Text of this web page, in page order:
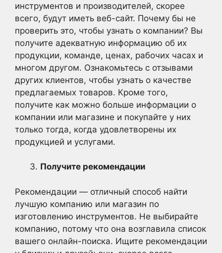
инструментов и производителей, скорее
всего, будут иметь веб-сайт. Почему бы не
проверить это, чтобы узнать о компании? Вы
получите адекватную информацию об их
продукции, команде, ценах, рабочих часах и
многом другом. Ознакомьтесь с отзывами
других клиентов, чтобы узнать о качестве
предлагаемых товаров. Кроме того,
получите как можно больше информации о
компании или магазине и покупайте у них
только тогда, когда удовлетворены их
продукцией и услугами.
Получите рекомендации
Рекомендации — отличный способ найти
лучшую компанию или магазин по
изготовлению инструментов. Не выбирайте
компанию, потому что она возглавила список
вашего онлайн-поиска. Ищите рекомендации